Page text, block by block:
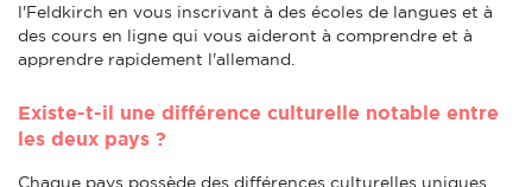
l'Feldkirch en vous inscrivant à des écoles de langues et à
des cours en ligne qui vous aideront à comprendre et à
apprendre rapidement l'allemand.
Existe-t-il une différence culturelle notable entre
les deux pays ?
Chaque pays possède des différences culturelles uniques